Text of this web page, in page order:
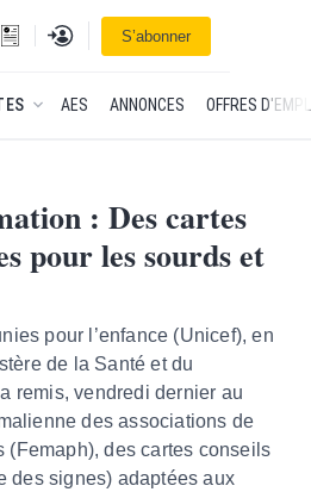
à la une
Se connecterS’abonner
DE L'ESSOR
AES ANNONCES OFFRES
: Des cartes
pour les sourds et
pour l’enfance (Unicef), en
de la Santé et du
remis, vendredi dernier au
des associations de
(Femaph), des cartes conseils
des signes) adaptées aux